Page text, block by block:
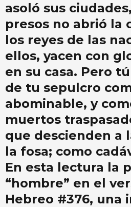
asoló sus
presos no abrió la
los reyes de las
ellos, yacen con
en su casa. Pero
de tu sepulcro
abominable, y
muertos
que descienden a
la fosa; como
En esta lectura la
“hombre” en el
Hebreo #376, una